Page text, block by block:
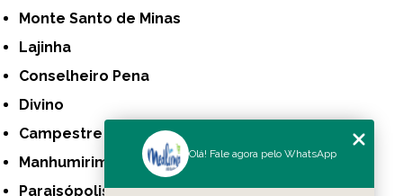
Monte Santo de Minas
Lajinha
Conselheiro Pena
Divino
Campestre
Manhumirim
Paraisópolis
Olá! Fale agora pelo WhatsApp